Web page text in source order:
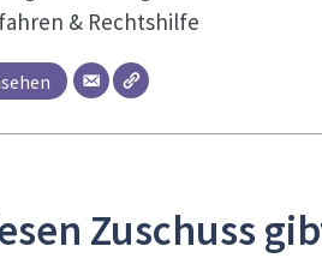
& Rechtshilfe
Zuschuss